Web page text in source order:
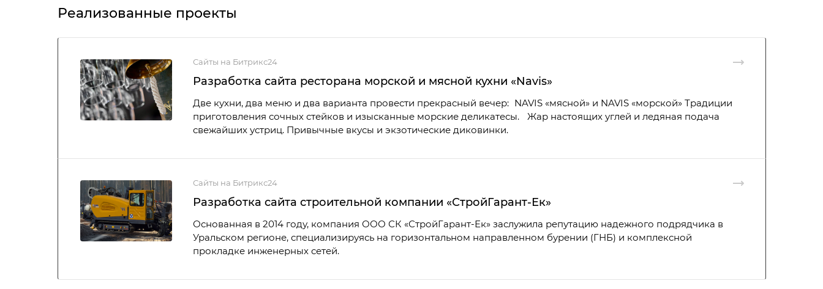
Реализованные проекты
Сайты на Битрикс24
Разработка сайта ресторана морской и мясной кухни «‎Navis»
Две кухни, два меню и два варианта провести прекрасный вечер: NAVIS «мясной» и NAVIS «морской» Традиции
приготовления сочных стейков и изысканные морские деликатесы. Жар настоящих углей и ледяная подача
свежайших устриц. Привычные вкусы и экзотические диковинки.
Сайты на Битрикс24
Разработка сайта строительной компании «‎СтройГарант-Ек»
Основанная в 2014 году, компания ООО СК «СтройГарант-Ек» заслужила репутацию надежного подрядчика в
Уральском регионе, специализируясь на горизонтальном направленном бурении (ГНБ) и комплексной
прокладке инженерных сетей.